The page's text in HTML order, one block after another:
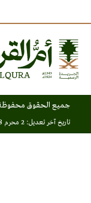
جميع الحقوق محفوظة
تاريخ آخر تعديل: 2 محرم 1448 | 17 يونيو 2026